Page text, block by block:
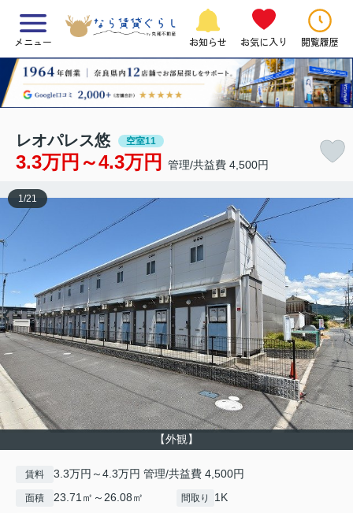
メニュー お知らせ お気に入り 閲覧履歴
レオパレス悠 空室11
3.3万円～4.3万円 管理/共益費 4,500円
【外観】
1/21
賃料 3.3万円～4.3万円 管理/共益費 4,500円
面積 23.71㎡～26.08㎡ 間取り 1K